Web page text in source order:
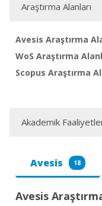
Araştırma Alanları
Avesis Araştırma
WoS Araştırma
Scopus Araştırma
Akademik
Avesis 18
Avesis